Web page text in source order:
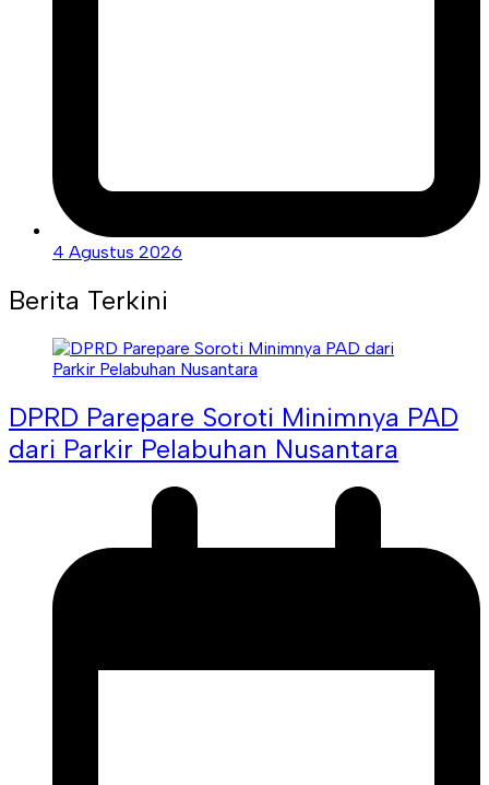
4 Agustus 2026
Berita Terkini
DPRD Parepare Soroti Minimnya PAD
dari Parkir Pelabuhan Nusantara